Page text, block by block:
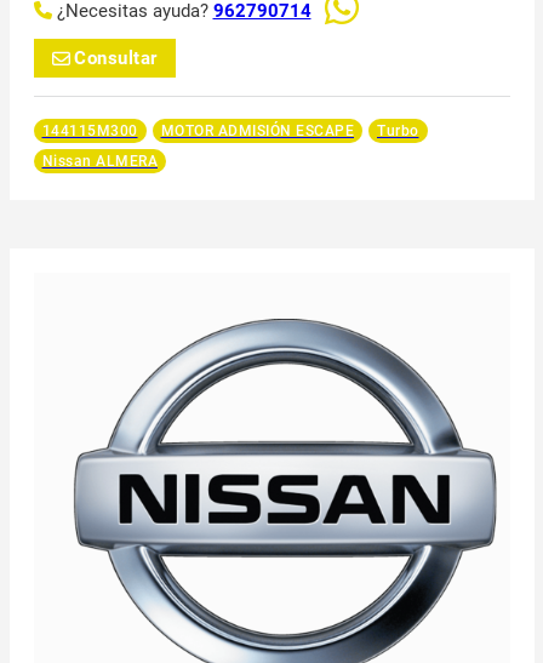
¿Necesitas ayuda? 962790714
Consultar
144115M300 MOTOR ADMISIÓN ESCAPE
Turbo
Nissan ALMERA